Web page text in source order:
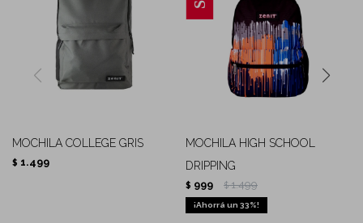
MOCHILA COLLEGE GRIS
$ 1.499
MOCHILA HIGH SCHOOL
DRIPPING
$ 999 $ 1.499
33